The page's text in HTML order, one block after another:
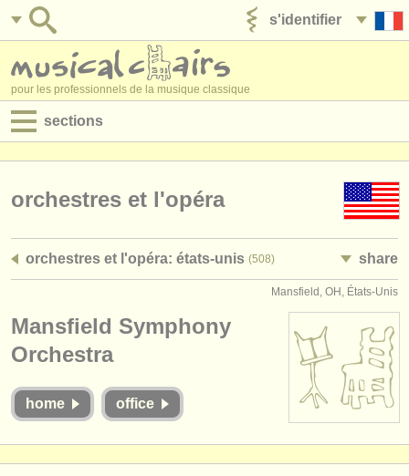
s'identifier
pour les professionnels de la musique classique
sections
jobs - administration
stages/cours
concours/prix
instruments volés
orchestres et l'opéra
orchestres et l'opéra: états-unis (508) share
Mansfield, OH, États-Unis
Mansfield Symphony
Orchestra
home office